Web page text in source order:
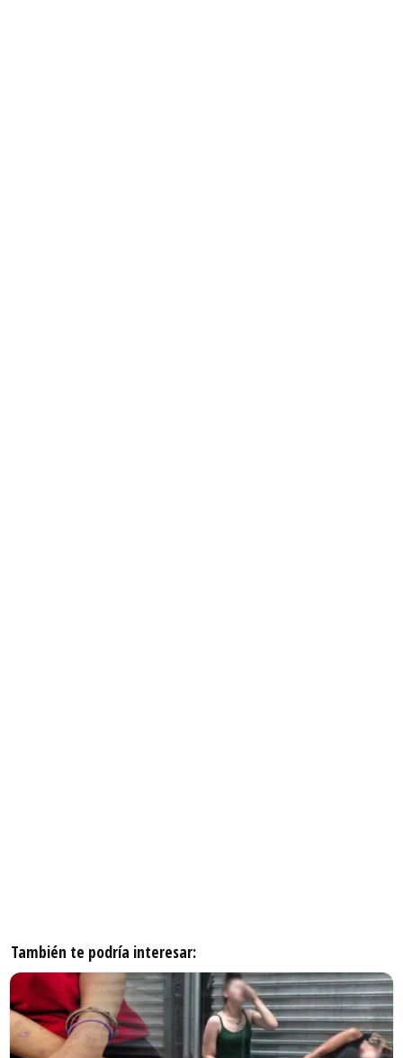
También te podría interesar: